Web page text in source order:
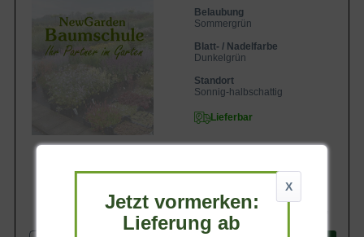
gezahnter Rand, glänzend dunkelgrün, 10
bis 15 cm lang
Frucht
Unscheinbar
Creme-grün bis weiß, Einzelblüten in bis
zu 15 cm breiten Blütenkugeln
Juli bis September
Rinde
Wurzeln
Feinwurzeln
nährstoffreiche Böden
Sonnig bis halbschattig, windgeschützt
6b (-20,5 bis -17,8 °C)
Die Hydrangea macrophylla 'Napo'® /
Belaubung
Sommergrün
Blatt- / Nadelfarbe
Dunkelgrün
Standort
Sonnig-halbschattig
Lieferbar
X
Jetzt vormerken:
Lieferung ab